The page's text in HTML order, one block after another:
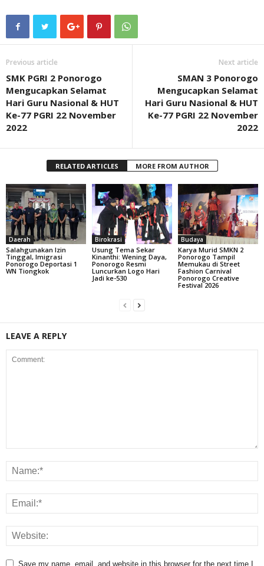
Previous article
SMK PGRI 2 Ponorogo
Mengucapkan Selamat
Hari Guru Nasional & HUT
Ke-77 PGRI 22 November
2022
Next article
SMAN 3 Ponorogo
Mengucapkan Selamat
Hari Guru Nasional & HUT
Ke-77 PGRI 22 November
2022
RELATED ARTICLES MORE FROM AUTHOR
Daerah
Salahgunakan Izin
Tinggal, Imigrasi
Ponorogo Deportasi 1
WN Tiongkok
Birokrasi
Usung Tema Sekar
Kinanthi: Wening Daya,
Ponorogo Resmi
Luncurkan Logo Hari
Jadi ke-530
Budaya
Karya Murid SMKN 2
Ponorogo Tampil
Memukau di Street
Fashion Carnival
Ponorogo Creative
Festival 2026
LEAVE A REPLY
Save my name, email, and website in this browser for the next time I